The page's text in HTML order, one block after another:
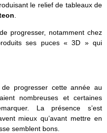
le relief de tableaux de
progresser, notamment chez
ses puces « 3D » qui
progresser cette année au
nombreuses et certaines
La présence s’est
mieux qu’avant mettre en
semblent bons.